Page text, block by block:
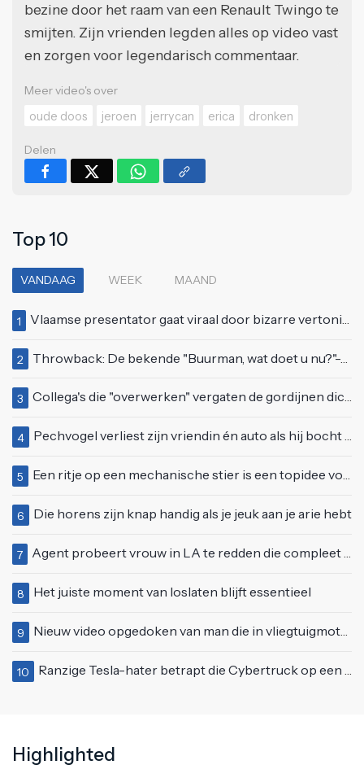
bezine door het raam van een Renault Twingo te
smijten. Zijn vrienden legden alles op video vast
en zorgen voor legendarisch commentaar.
Meer video's over
oude doos
jeroen jerrycan erica dronken
Delen
Top 10
VANDAAG WEEK MAAND
1 Vlaamse presentator gaat viraal door bizarre vertoning op live televisie: "Helemaal stijf van de bloem"
2 Throwback: De bekende "Buurman, wat doet u nu?"-scène uit Flodder met Tatjana Šimić
3 Collega's die "overwerken" vergaten de gordijnen dicht te doen
4 Pechvogel verliest zijn vriendin én auto als hij bocht te scherp neemt
5 Een ritje op een mechanische stier is een topidee voor een eerste date
6 Die horens zijn knap handig als je jeuk aan je arie hebt
7 Agent probeert vrouw in LA te redden die compleet van het padje is
8 Het juiste moment van loslaten blijft essentieel
9 Nieuw video opgedoken van man die in vliegtuigmotor springt op vliegveld Milaan
10 Ranzige Tesla-hater betrapt die Cybertruck op een 'speciale bruine coating' trakteert
Highlighted